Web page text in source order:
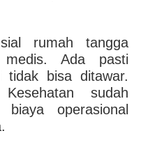
rumah tangga
Ada pasti
tidak bisa ditawar.
sudah
operasional